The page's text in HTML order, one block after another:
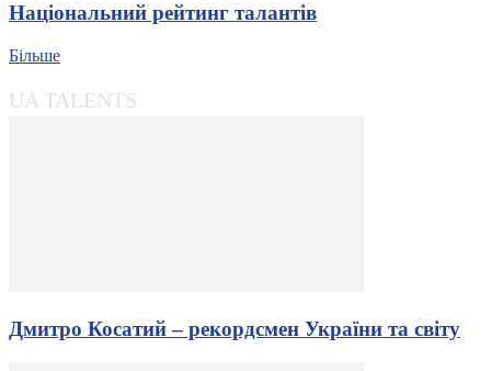
Національний рейтинг талантів
Більше
UA TALENTS
Дмитро Косатий – рекордсмен України та світу